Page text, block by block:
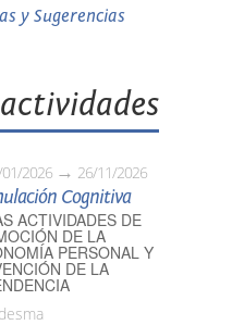
y Sugerencias
2026 26/11/2026
Cognitiva
ACTIVIDADES DE
DE LA
PERSONAL Y
DE LA